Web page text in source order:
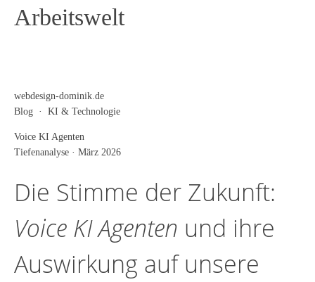
Arbeitswelt
webdesign-dominik.de
Blog · KI & Technologie
Voice KI Agenten
Tiefenanalyse · März 2026
Die Stimme der Zukunft:
Voice KI Agenten und ihre
Auswirkung auf unsere